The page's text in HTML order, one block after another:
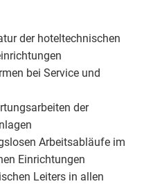
der hoteltechnischen
bei Service und
der
Arbeitsabläufe im
Einrichtungen
Leiters in allen